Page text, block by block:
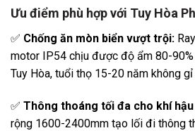
Ưu điểm phù hợp với Tuy Hòa
✅ Chống ăn mòn biển vượt trội:
motor IP54 chịu được độ ẩm 80-
Tuy Hòa, tuổi thọ 15-20 năm không
✅ Thông thoáng tối đa cho khí
rộng 1600-2400mm tạo lối đi thông